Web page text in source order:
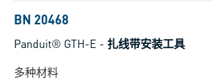
BN 20468
Panduit® GTH-E - 扎线带安装工具
多种材料